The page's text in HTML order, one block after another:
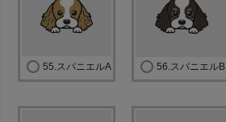
55.スパニエルA 56.スパニエルB